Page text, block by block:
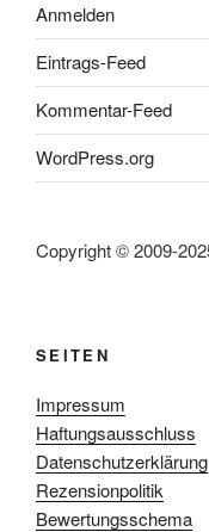
Anmelden
Eintrags-Feed
Kommentar-Feed
WordPress.org
Copyright © 2009-
SEITEN
Impressum
Haftungsausschluss
Datenschutzerklärung
Rezensionpolitik
Bewertungsschema